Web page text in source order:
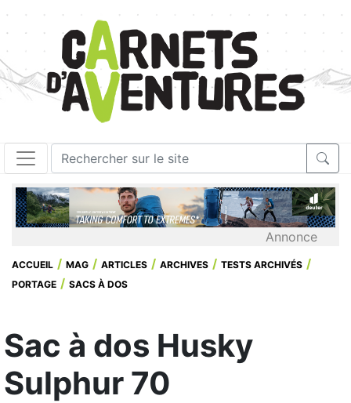
Annonce
ACCUEIL MAG ARTICLES ARCHIVES
TESTS ARCHIVÉS
PORTAGE
SACS À DOS
Sac à dos Husky
Sulphur 70